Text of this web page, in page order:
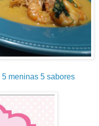
5 meninas 5 sabores